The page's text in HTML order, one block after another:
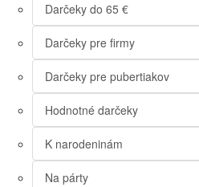
Darčeky do 65 €
Darčeky pre firmy
Darčeky pre pubertiakov
Hodnotné darčeky
K narodeninám
Na párty